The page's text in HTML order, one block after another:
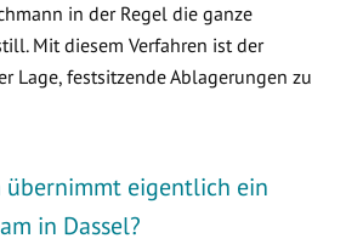
in der Regel die ganze
Mit diesem Verfahren ist der
Lage, festsitzende Ablagerungen zu
übernimmt eigentlich ein
in Dassel?